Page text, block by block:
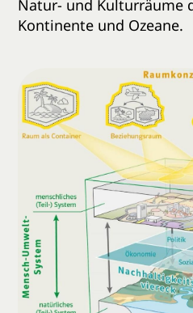
Natur- und Kulturräume
Kontinente und Ozeane.